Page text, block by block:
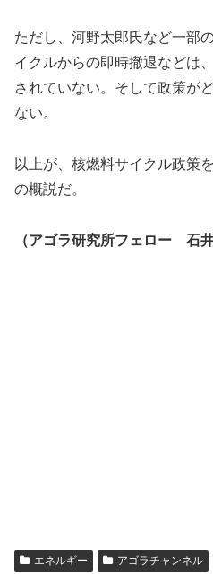
ただし、河野太郎氏など一部
イクルからの即時撤退などは
されていない。そして政策が
ない。
以上が、核燃料サイクル政策
の概説だ。
（アゴラ研究所フェロー 石井
エネルギー アゴラチャンネル